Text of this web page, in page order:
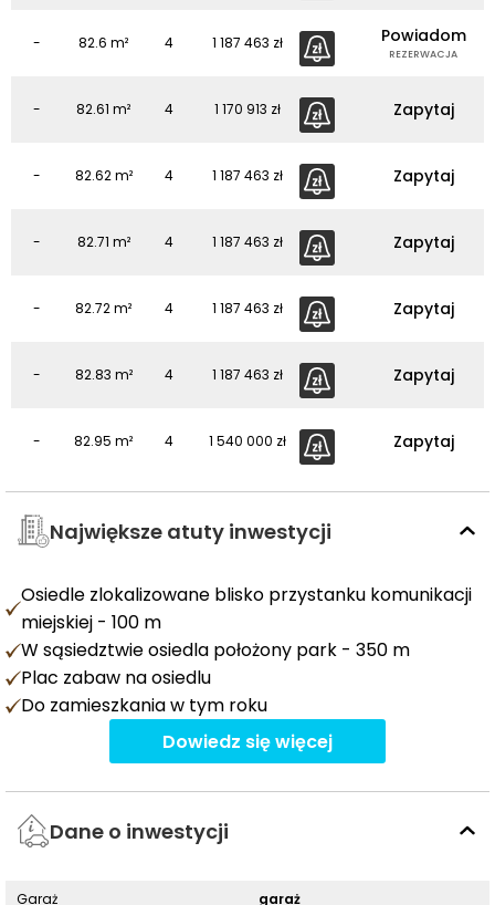
- 82.6 m² 4 1 187 463 zł Powiadom
REZERWACJA
- 82.61 m² 4 1 170 913 zł Zapytaj
- 82.62m² 4 1 187 463 zł Zapytaj
- 82.71 m² 4 1 187 463 zł Zapytaj
- 82.72m² 4 1 187 463 zł Zapytaj
- 82.83 m² 4 1 187 463 zł Zapytaj
- 82.95 m² 4 1 540 000 zł Zapytaj
Największe atuty inwestycji
Osiedle zlokalizowane blisko przystanku komunikacji
miejskiej - 100 m
W sąsiedztwie osiedla położony park - 350 m
Plac zabaw na osiedlu
Do zamieszkania w tym roku
Dowiedz się więcej
Dane o inwestycji
Garaż
garaż